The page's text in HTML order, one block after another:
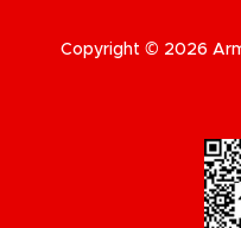
Copyright © 2026